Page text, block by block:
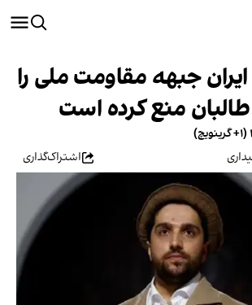
ایران جبهه مقاومت ملی را
منع کرده است
اشتراک‌گذاری